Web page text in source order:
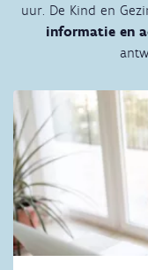
uur. De Kind en
informatie en